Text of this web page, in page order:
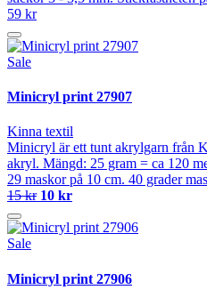
59 kr
Sale
Minicryl print 27907
Kinna textil
Minicryl är ett tunt akrylgarn från
akryl. Mängd: 25 gram = ca 120
29 maskor på 10 cm. 40 grader
15 kr 10 kr
Sale
Minicryl print 27906